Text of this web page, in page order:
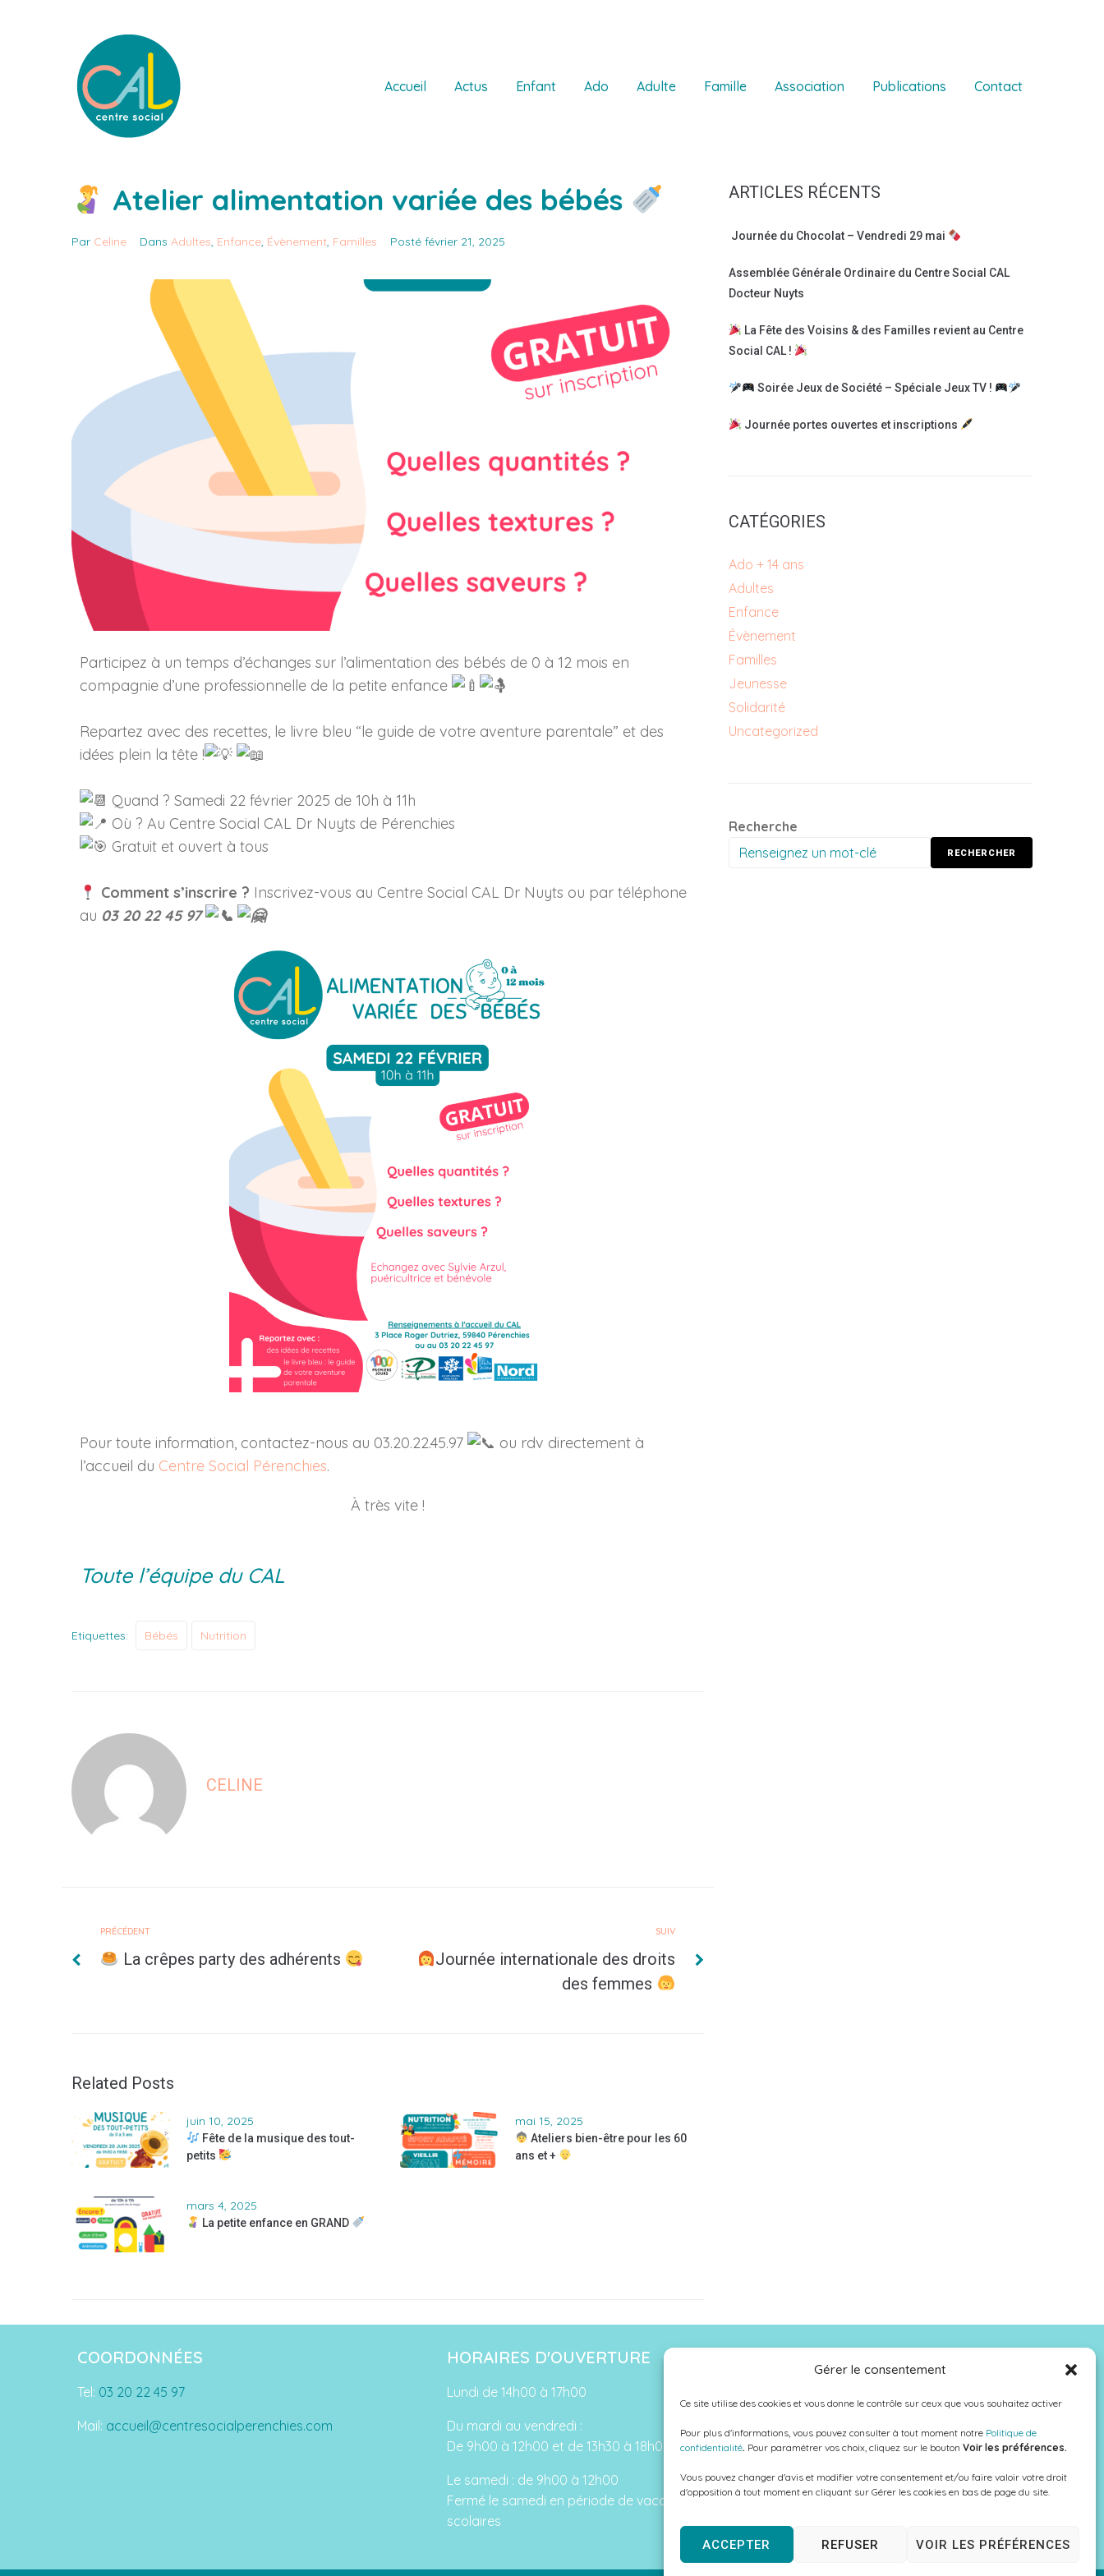
Gérer le consentement
Ce site utilise des cookies et vous donne le contrôle sur ceux que vous souhaitez activer
Pour plus d'informations, vous pouvez consulter à tout moment notre Politique de
confidentialité. Pour paramétrer vos choix, cliquez sur le bouton Voir les préférences.
Vous pouvez changer d'avis et modifier votre consentement et/ou faire valoir votre droit
d'opposition à tout moment en cliquant sur Gérer les cookies en bas de page du site.
ACCEPTER REFUSER VOIR LES PRÉFÉRENCES
Accueil Actus Enfant Ado Adulte Famille Association Publications Contact
Atelier alimentation variée des bébés
Par Celine Dans Adultes, Enfance, Évènement, Familles Posté février 21, 2025
Participez à un temps d’échanges sur l’alimentation des bébés de 0 à 12 mois en
compagnie d’une professionnelle de la petite enfance
Repartez avec des recettes, le livre bleu “le guide de votre aventure parentale” et des
idées plein la tête !
Quand ? Samedi 22 février 2025 de 10h à 11h
Où ? Au Centre Social CAL Dr Nuyts de Pérenchies
Gratuit et ouvert à tous
Comment s’inscrire ? Inscrivez-vous au Centre Social CAL Dr Nuyts ou par téléphone
au 03 20 22 45 97
Pour toute information, contactez-nous au 03.20.22.45.97
ou rdv directement à
l’accueil du Centre Social Pérenchies.
À très vite !
Toute l’équipe du CAL
Etiquettes: Bébés Nutrition
CELINE
PRÉCÉDENT
La crêpes party des adhérents
SUIV
Journée internationale des droits
des femmes
Related Posts
juin 10, 2025
Fête de la musique des tout-
petits
mai 15, 2025
Ateliers bien-être pour les 60
ans et +
mars 4, 2025
La petite enfance en GRAND
ARTICLES RÉCENTS
Journée du Chocolat – Vendredi 29 mai
Assemblée Générale Ordinaire du Centre Social CAL
Docteur Nuyts
La Fête des Voisins & des Familles revient au Centre
Social CAL !
Soirée Jeux de Société – Spéciale Jeux TV !
Journée portes ouvertes et inscriptions
CATÉGORIES
Ado + 14 ans
Adultes
Enfance
Évènement
Familles
Jeunesse
Solidarité
Uncategorized
Recherche
RECHERCHER
COORDONNÉES
Tel: 03 20 22 45 97
Mail: accueil@centresocialperenchies.com
HORAIRES D'OUVERTURE
Lundi de 14h00 à 17h00
Du mardi au vendredi :
De 9h00 à 12h00 et de 13h30 à 18h00
Le samedi : de 9h00 à 12h00
Fermé le samedi en période de vacances
scolaires